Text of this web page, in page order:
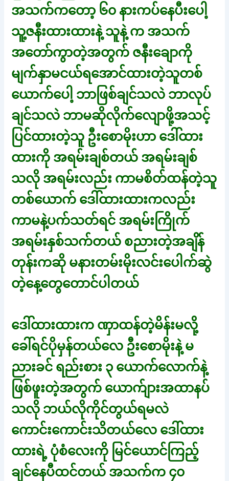
အသက်ကတော့ ၆၀ နားကပ်နေပီးပေါ့
သူ့ဇနီးထားထားနဲ့ သူနဲ့ က အသက်
အတော်ကွာတဲ့အတွက် ဇနီးချောကို
မျက်နှာမငယ်ရအောင်ထားတဲ့သူတစ်
ယောက်ပေါ့ ဘာဖြစ်ချင်သလဲ ဘာလုပ်
ချင်သလဲ ဘာမဆိုလိုက်လျောဖို့အသင့်
ပြင်ထားတဲ့သူ ဦးစောမိုးဟာ ဒေါ်ထား
ထားကို အရမ်းချစ်တယ် အရမ်းချစ်
သလို အရမ်းလည်း ကာမစိတ်ထန်တဲ့သူ
တစ်ယောက် ဒေါ်ထားထားကလည်း
ကာမနဲ့ပက်သတ်ရင် အရမ်းကြိုက်
အရမ်းနှစ်သက်တယ် စညားတဲ့အချိန်
တုန်းကဆို မနားတမ်းမိုးလင်းပေါက်ဆွဲ
တဲ့နေ့တွေတောင်ပါတယ်
ဒေါ်ထားထားက ဏှာထန်တဲ့မိန်းမလို့
ခေါ်ရင်ပိုမှန်တယ်လေ ဦးစောမိုးနဲ့ မ
ညားခင် ရည်းစား ၃ ယောက်လောက်နဲ့
ဖြစ်ဖူးတဲ့အတွက် ယောက်ျားအထာနပ်
သလို ဘယ်လိုကိုင်တွယ်ရမလဲ
ကောင်းကောင်းသိတယ်လေ ဒေါ်ထား
ထားရဲ့ ပုံစံလေးကို မြင်ယောင်ကြည့်
ချင်နေပီထင်တယ် အသက်က ၄၀